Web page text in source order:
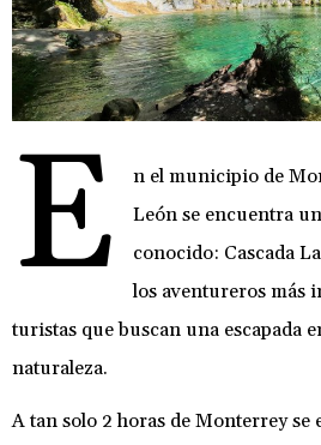
E
n el municipio de
León se encuentra
conocido: Cascada
los aventureros más
turistas que buscan una escapada
naturaleza.
A tan solo 2 horas de Monterrey se